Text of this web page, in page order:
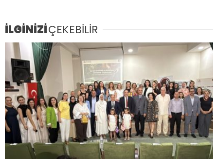
İLGİNİZİÇEKEBİLİR